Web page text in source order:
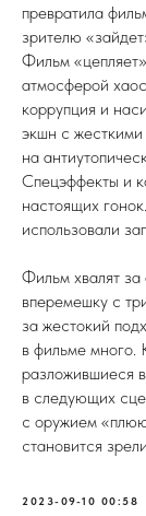
превратила
зрителю
Фильм
атмосферой
коррупция и
экшн с
на
Спецэффекты и
настоящих
использовали
Фильм хвалят
вперемешку с
за жестокий
в фильме много.
разложившиеся
в следующих
с оружием
становится
2023-09-10 00:58